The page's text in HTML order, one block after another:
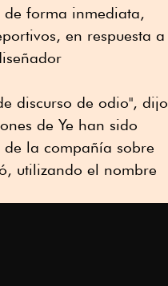
de forma inmediata,
en respuesta a
discurso de odio", dijo
de Ye han sido
la compañía sobre
utilizando el nombre